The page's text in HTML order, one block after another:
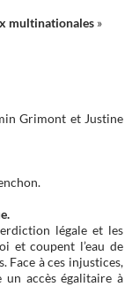
multinationales »
Grimont et Justine
légale et les
et coupent l’eau de
Face à ces injustices,
accès égalitaire à